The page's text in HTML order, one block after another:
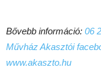
Bővebb információ: 06
Művház Akasztói
www.akaszto.hu